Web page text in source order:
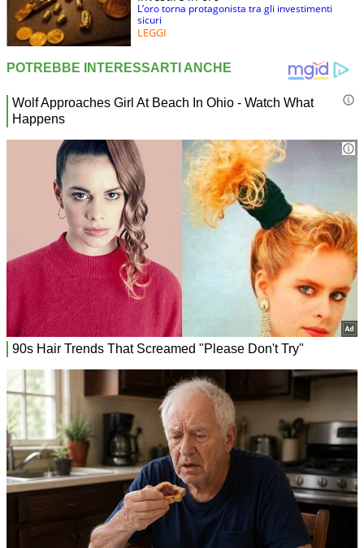
L’oro torna protagonista tra gli investimenti
sicuri
LEGGI